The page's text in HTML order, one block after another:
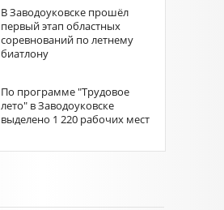
В Заводоуковске прошёл
первый этап областных
соревнований по летнему
биатлону
По программе "Трудовое
лето" в Заводоуковске
выделено 1 220 рабочих мест